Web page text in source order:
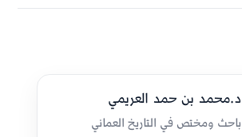
د.محمد بن حمد العريمي
باحث ومختص في التاريخ العماني